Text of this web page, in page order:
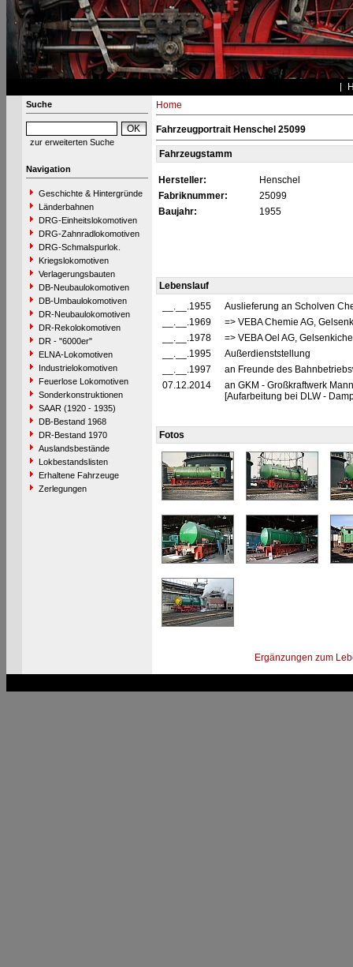
Suche
zur erweiterten Suche
Navigation
Geschichte & Hintergründe
Länderbahnen
DRG-Einheitslokomotiven
DRG-Zahnradlokomotiven
DRG-Schmalspurlok.
Kriegslokomotiven
Verlagerungsbauten
DB-Neubaulokomotiven
DB-Umbaulokomotiven
DR-Neubaulokomotiven
DR-Rekolokomotiven
DR - "6000er"
ELNA-Lokomotiven
Industrielokomotiven
Feuerlose Lokomotiven
Sonderkonstruktionen
SAAR (1920 - 1935)
DB-Bestand 1968
DR-Bestand 1970
Auslandsbestände
Lokbestandslisten
Erhaltene Fahrzeuge
Zerlegungen
Home
Fahrzeugportrait Henschel 25099
Fahrzeugstamm
Hersteller:
Henschel
Fabriknummer:
25099
Baujahr:
1955
Lebenslauf
__.__.1955
Auslieferung an Scholven
__.__.1969
=> VEBA Chemie AG,
__.__.1978
=> VEBA Oel AG,
__.__.1995
Außerdienststellung
__.__.1997
an Freunde des
07.12.2014
an GKM - Großkraftwerk
[Aufarbeitung bei DLW -
Fotos
Ergänzungen zum